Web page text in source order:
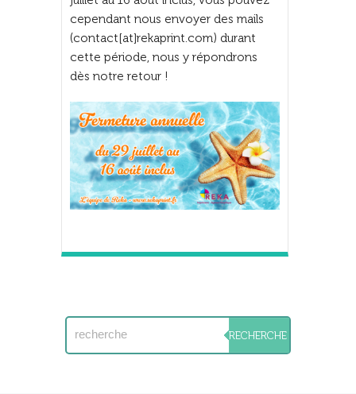
cependant nous envoyer des mails
(contact[at]rekaprint.com) durant
cette période, nous y répondrons
dès notre retour !